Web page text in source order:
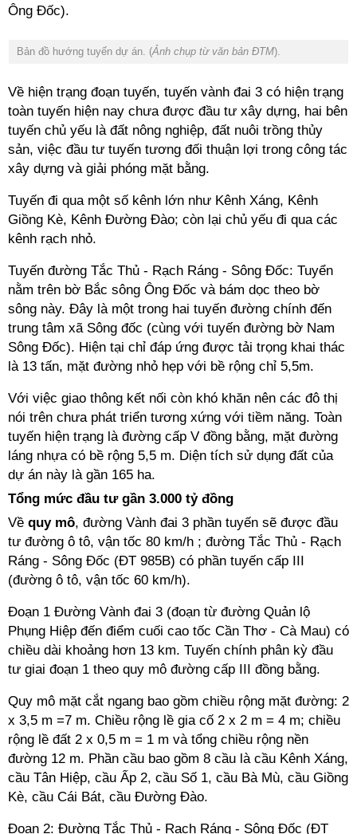
Ông Đốc).
Bản đồ hướng tuyến dự án. (Ảnh chụp từ văn bản ĐTM).
Về hiện trạng đoạn tuyến, tuyến vành đai 3 có hiện trạng
toàn tuyến hiện nay chưa được đầu tư xây dựng, hai bên
tuyến chủ yếu là đất nông nghiệp, đất nuôi trồng thủy
sản, việc đầu tư tuyến tương đối thuận lợi trong công tác
xây dựng và giải phóng mặt bằng.
Tuyến đi qua một số kênh lớn như Kênh Xáng, Kênh
Giồng Kè, Kênh Đường Đào; còn lại chủ yếu đi qua các
kênh rạch nhỏ.
Tuyến đường Tắc Thủ - Rạch Ráng - Sông Đốc: Tuyển
nằm trên bờ Bắc sông Ông Đốc và bám dọc theo bờ
sông này. Đây là một trong hai tuyến đường chính đến
trung tâm xã Sông đốc (cùng với tuyến đường bờ Nam
Sông Đốc). Hiện tại chỉ đáp ứng được tải trọng khai thác
là 13 tấn, mặt đường nhỏ hẹp với bề rộng chỉ 5,5m.
Với việc giao thông kết nối còn khó khăn nên các đô thị
nói trên chưa phát triển tương xứng với tiềm năng. Toàn
tuyến hiện trạng là đường cấp V đồng bằng, mặt đường
láng nhựa có bề rộng 5,5 m. Diện tích sử dụng đất của
dự án này là gần 165 ha.
Tổng mức đầu tư gần 3.000 tỷ đồng
Về quy mô, đường Vành đai 3 phần tuyến sẽ được đầu
tư đường ô tô, vận tốc 80 km/h ; đường Tắc Thủ - Rạch
Ráng - Sông Đốc (ĐT 985B) có phần tuyến cấp III
(đường ô tô, vận tốc 60 km/h).
Đoạn 1 Đường Vành đai 3 (đoạn từ đường Quản lộ
Phụng Hiệp đến điểm cuối cao tốc Cần Thơ - Cà Mau) có
chiều dài khoảng hơn 13 km. Tuyến chính phân kỳ đầu
tư giai đoạn 1 theo quy mô đường cấp III đồng bằng.
Quy mô mặt cắt ngang bao gồm chiều rộng mặt đường: 2
x 3,5 m =7 m. Chiều rộng lề gia cố 2 x 2 m = 4 m; chiều
rộng lề đất 2 x 0,5 m = 1 m và tổng chiều rộng nền
đường 12 m. Phần cầu bao gồm 8 cầu là cầu Kênh Xáng,
cầu Tân Hiệp, cầu Ấp 2, cầu Số 1, cầu Bà Mù, cầu Giồng
Kè, cầu Cái Bát, cầu Đường Đào.
Đoạn 2: Đường Tắc Thủ - Rạch Ráng - Sông Đốc (ĐT